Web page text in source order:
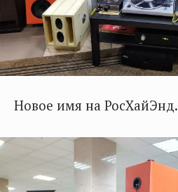
Новое имя на РосХайЭнд.